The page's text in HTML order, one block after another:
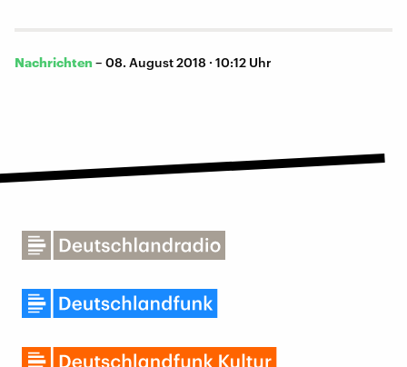
Nachrichten – 08. August 2018 · 10:12 Uhr